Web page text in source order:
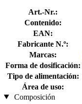
Art.-Nr.:
Contenido:
EAN:
Fabricante N.º:
Marcas:
Forma de dosificación:
Tipo de alimentación:
Área de uso:
Composición